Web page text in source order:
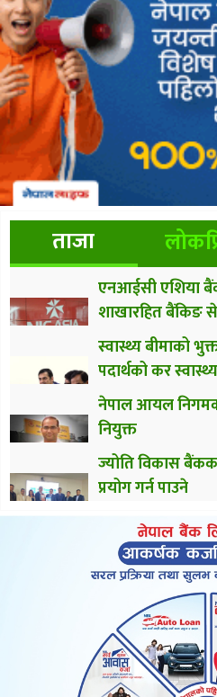
ताजा
एनआईसी एशिया
शाखारहित बैंकिङ
स्वास्थ्य बीमाको
पदार्थको कर
नेपाल आयल
नियुक्त
ज्योति विकास
प्रयोग गर्न पाउने